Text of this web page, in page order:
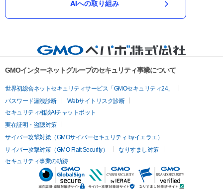
AIへの取り組み
GMOインターネットグループのセキュリティ事業について
世界初総合ネットセキュリティサービス「GMOセキュリティ24」
パスワード漏洩診断
Webサイトリスク診断
セキュリティ相談AIチャットボット
実在証明・盗聴対策
サイバー攻撃対策（GMOサイバーセキュリティ byイエラエ）
サイバー攻撃対策（GMO Flatt Security）
なりすまし対策
セキュリティ事業の軌跡